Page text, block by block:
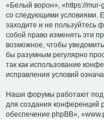
«Белый ворон», «https://mur-
со следующими условиями.
заходите и не
собой право изменять эти
возможное, чтобы
бы разумным регулярно
так как использование
исправления условий
Наши форумы работают под
для создания конференций
обеспечение phpBB»,